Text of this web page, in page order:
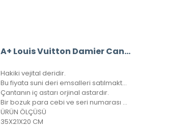
A+ Louis Vuitton Damier Canvas Bandouliere Speedy 35’Lik Vejital Deri
Hakiki vejital deridir.
Bu fiyata suni deri emsalleri satılmaktadır.
Çantanın iç astarı orjinal astardır.
Bir bozuk para cebi ve seri numarası mevcuttur.
ÜRÜN ÖLÇÜSÜ
35X21X20 CM